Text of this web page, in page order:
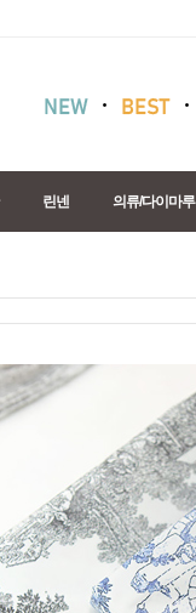
린넨 의류/다이마루